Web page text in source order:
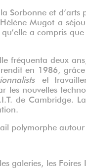
Sorbonne et d’arts
Mugot a
a compris
fréquenta deux ans,
en 1986,
et
les nouvelles
de Cambridge.
polymorphe autour
galeries, les Foires